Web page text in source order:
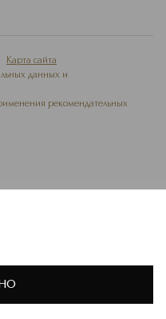
Карта сайта
данных и
рекомендательных